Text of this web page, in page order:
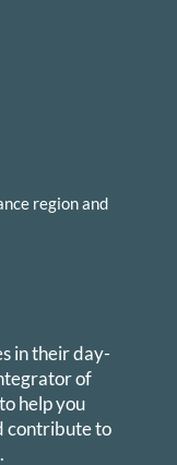
region and
in their day-
of
help you
contribute to